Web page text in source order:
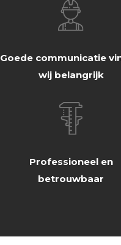
Goede communicatie
wij belangrijk
Professioneel en
betrouwbaar